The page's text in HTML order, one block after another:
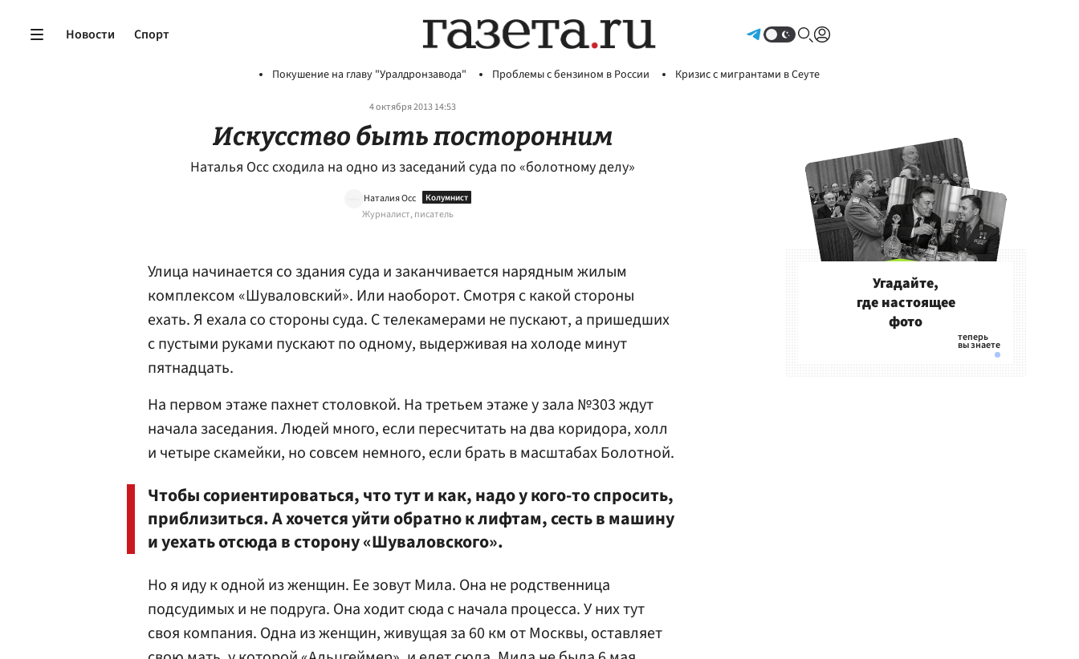
Новости Спорт
Покушение на главу "Уралдронзавода" Проблемы с бензином в России Кризис с мигрантами в Сеуте
4 октября 2013 14:53
Искусство быть посторонним
Наталья Осс сходила на одно из заседаний суда по «болотному делу»
Наталия Осс
Журналист, писатель
Улица начинается со здания суда и заканчивается нарядным жилым
комплексом «Шуваловский». Или наоборот. Смотря с какой стороны
ехать. Я ехала со стороны суда. С телекамерами не пускают, а пришедших
с пустыми руками пускают по одному, выдерживая на холоде минут
пятнадцать.
На первом этаже пахнет столовкой. На третьем этаже у зала №303 ждут
начала заседания. Людей много, если пересчитать на два коридора, холл
и четыре скамейки, но совсем немного, если брать в масштабах Болотной.
Чтобы сориентироваться, что тут и как, надо у кого-то спросить,
приблизиться. А хочется уйти обратно к лифтам, сесть в машину
и уехать отсюда в сторону «Шуваловского».
Но я иду к одной из женщин. Ее зовут Мила. Она не родственница
подсудимых и не подруга. Она ходит сюда с начала процесса. У них тут
своя компания. Одна из женщин, живущая за 60 км от Москвы, оставляет
Угадайте,
где настоящее
фото